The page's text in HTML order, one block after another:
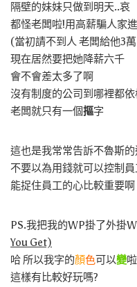
隔壁的妹妹只做到明天..哀
都怪老闆啦!用高薪騙人家
(當初請不到人 老闆給他3
現在居然要把她降薪六千
會不會差太多了啊
沒有制度的公司到哪裡都依
老闆就只有一個摳字
這也是我常常告訴不魯斯
不要以為用錢就可以控制員
能捉住員工的心比較重要啊
PS.我把我的WP掛了外掛
You Get)
哈 所以我字的顏色可以變啦
這樣有比較好玩嗎?